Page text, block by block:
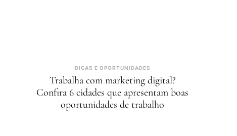
DICAS E OPORTUNIDADES
Trabalha com marketing digital?
Confira 6 cidades que apresentam boas
oportunidades de trabalho